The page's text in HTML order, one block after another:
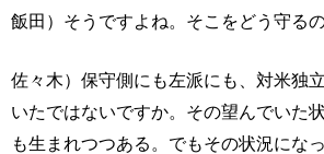
飯田）そうですよね。そこをどう守るの
佐々木）保守側にも左派にも、対米独
いたではないですか。その望んでいた
も生まれつつある。でもその状況にな